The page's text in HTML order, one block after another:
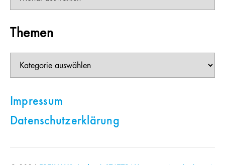
Themen
Impressum
Datenschutzerklärung